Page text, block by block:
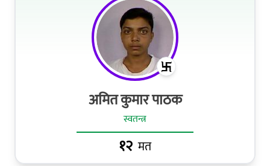
अमित कुमार पाठक
स्वतन्त्र
१२ मत